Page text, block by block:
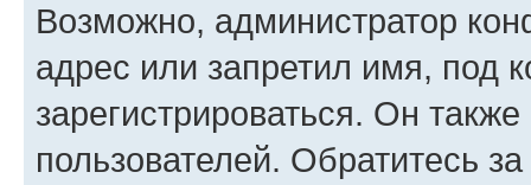
Возможно, администратор
адрес или запретил имя, под
зарегистрироваться. Он
пользователей. Обратитесь